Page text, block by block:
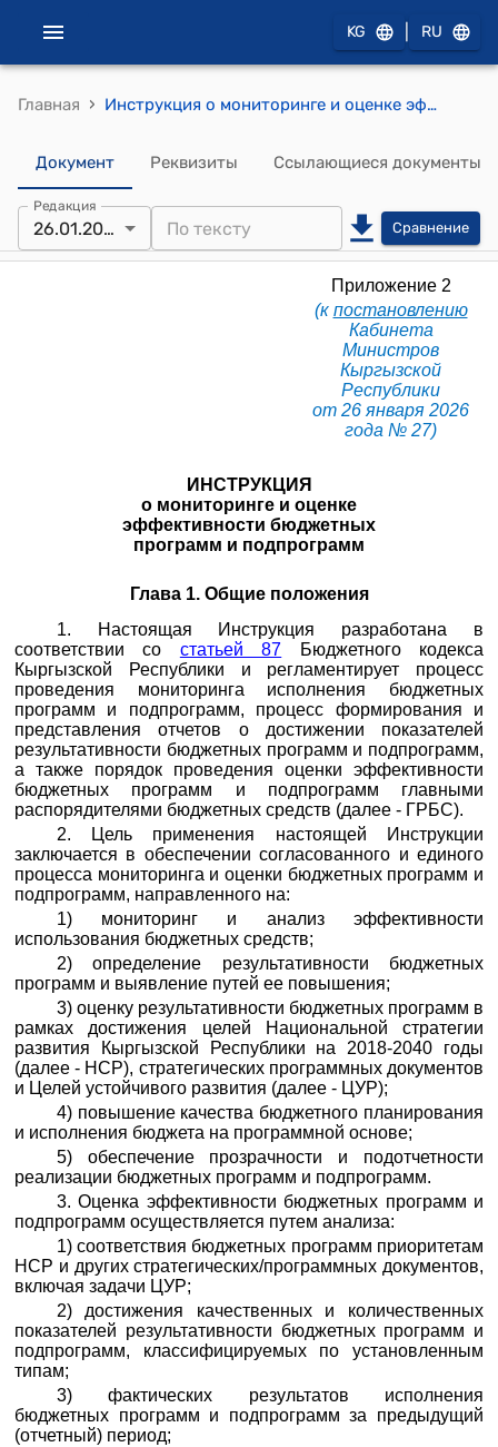
KG RU
Главная › Инструкция о мониторинге и оценке эффективности бюджетных программ и подпрограмм (Приложение 2 к постановлению Кабинета Министров КР от 26 января 2026 года № 27)
Документ Реквизиты Ссылающиеся документы
Редакция
26.01.2026 Сравнение